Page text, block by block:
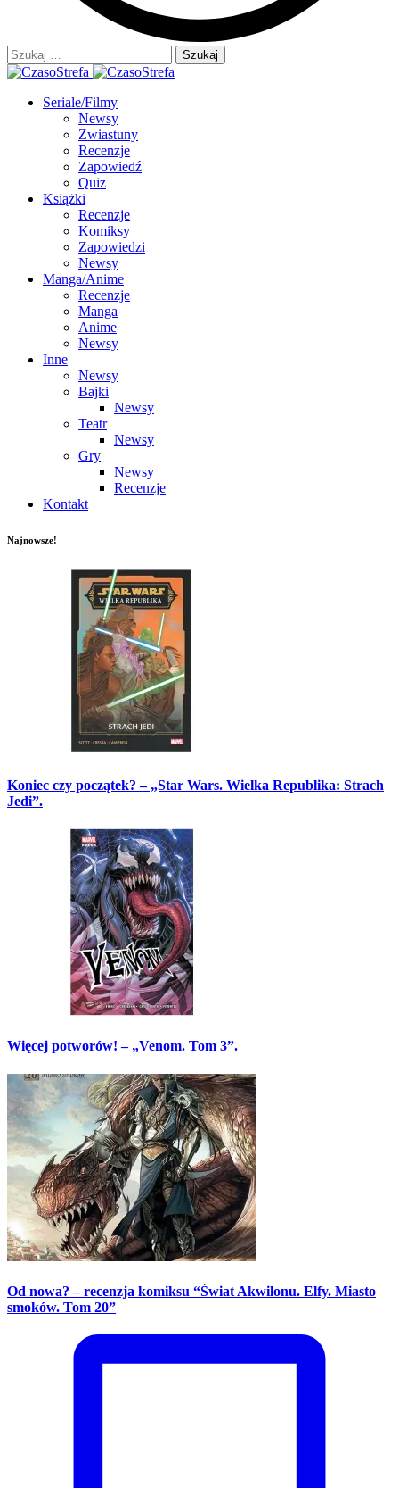
Szukaj:
Seriale/Filmy
Newsy
Zwiastuny
Recenzje
Zapowiedź
Quiz
Książki
Recenzje
Komiksy
Zapowiedzi
Newsy
Manga/Anime
Recenzje
Manga
Anime
Newsy
Inne
Newsy
Bajki
Newsy
Teatr
Newsy
Gry
Newsy
Recenzje
Kontakt
Najnowsze!
Koniec czy początek? – „Star Wars. Wielka Republika: Strach
Jedi”.
Więcej potworów! – „Venom. Tom 3”.
Od nowa? – recenzja komiksu “Świat Akwilonu. Elfy. Miasto
smoków. Tom 20”